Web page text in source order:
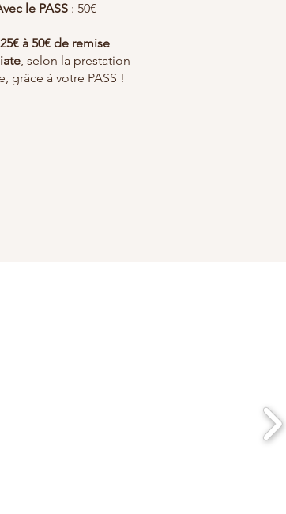
le PASS: 50€
25€ à 50€ de remise
, selon la prestation
grâce à votre PASS !